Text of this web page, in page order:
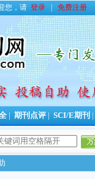
您，请 登录 免费注册
期刊点评 SCI/E期刊